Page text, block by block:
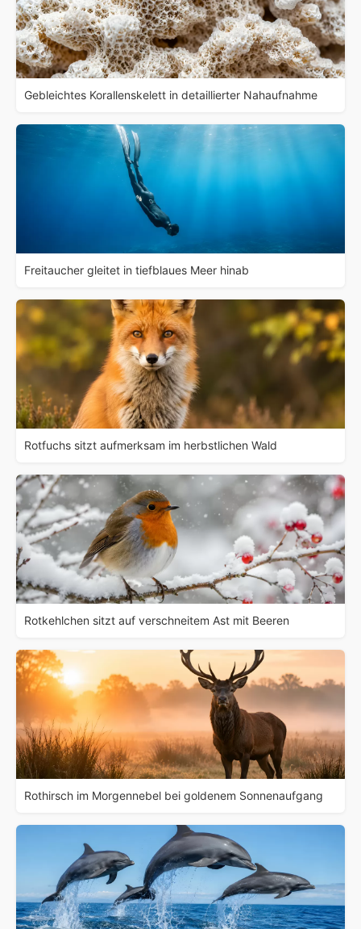
Gebleichtes Korallenskelett in detaillierter Nahaufnahme
Freitaucher gleitet in tiefblaues Meer hinab
Rotfuchs sitzt aufmerksam im herbstlichen Wald
Rotkehlchen sitzt auf verschneitem Ast mit Beeren
Rothirsch im Morgennebel bei goldenem Sonnenaufgang